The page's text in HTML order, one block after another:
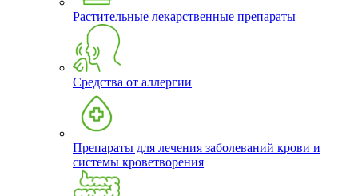
Растительные лекарственные препараты
Средства от аллергии
Препараты для лечения заболеваний крови и
системы кроветворения